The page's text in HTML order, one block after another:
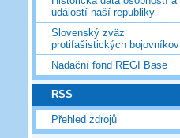
událostí naší republiky
Slovenský zväz
protifašistických bojovníkov
Nadační fond REGI Base
RSS
Přehled zdrojů